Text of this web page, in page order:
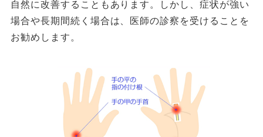
自然に改善することもあります。しかし、症状が強い
場合や長期間続く場合は、医師の診察を受けることを
お勧めします。